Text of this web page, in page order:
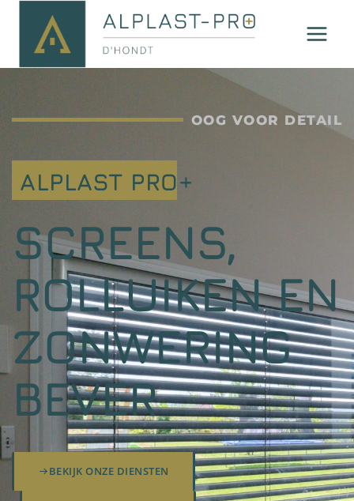
OOG VOOR DETAIL
ALPLAST PRO+
SCREENS,
ROLLUIKEN EN
ZONWERING
BEVER
BEKIJK ONZE DIENSTEN